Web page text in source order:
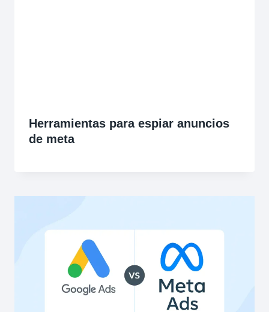
Herramientas para espiar anuncios
de meta